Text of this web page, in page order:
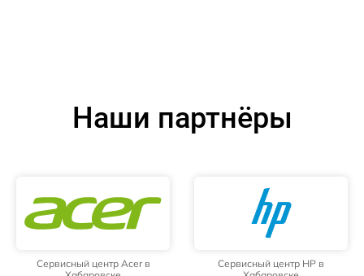
Наши партнёры
Сервисный центр Acer в
Сервисный центр HP в